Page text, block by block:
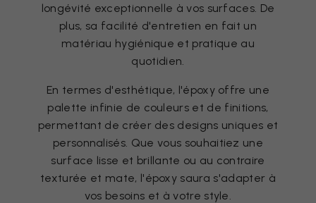
longévité exceptionnelle à vos surfaces. De
plus, sa facilité d'entretien en fait un
matériau hygiénique et pratique au
quotidien.
En termes d'esthétique, l'époxy offre une
palette infinie de couleurs et de finitions,
permettant de créer des designs uniques et
personnalisés. Que vous souhaitiez une
surface lisse et brillante ou au contraire
texturée et mate, l'époxy saura s'adapter à
vos besoins et à votre style.